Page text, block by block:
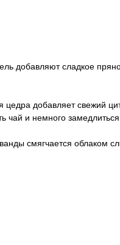
добавляют сладкое
добавляет свежий
чай и немного замедлиться.
смягчается облаком